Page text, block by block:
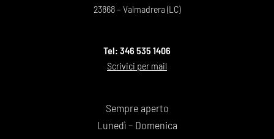
23868 – Valmadrera (LC)
Tel: 346 535 1406
Scrivici per mail
Sempre aperto
Lunedì – Domenica